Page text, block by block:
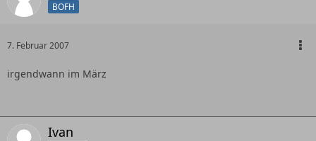
BOFH
7. Februar 2007
irgendwann im März
Ivan